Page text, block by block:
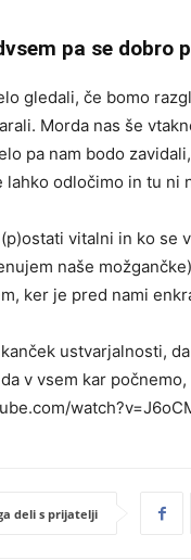
pa se dobro
gledali, če bomo
Morda nas še
pa nam bodo
lahko odločimo in tu ni
vitalni in ko se
naše
ker je pred nami
ustvarjalnosti,
v vsem kar
deli s prijatelji